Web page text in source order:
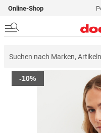
Online-Shop
Zum
Ende
-10%